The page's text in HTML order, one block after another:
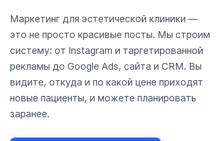
Маркетинг для эстетической клиники —
это не просто красивые посты. Мы строим
систему: от Instagram и таргетированной
рекламы до Google Ads, сайта и CRM. Вы
видите, откуда и по какой цене приходят
новые пациенты, и можете планировать
заранее.